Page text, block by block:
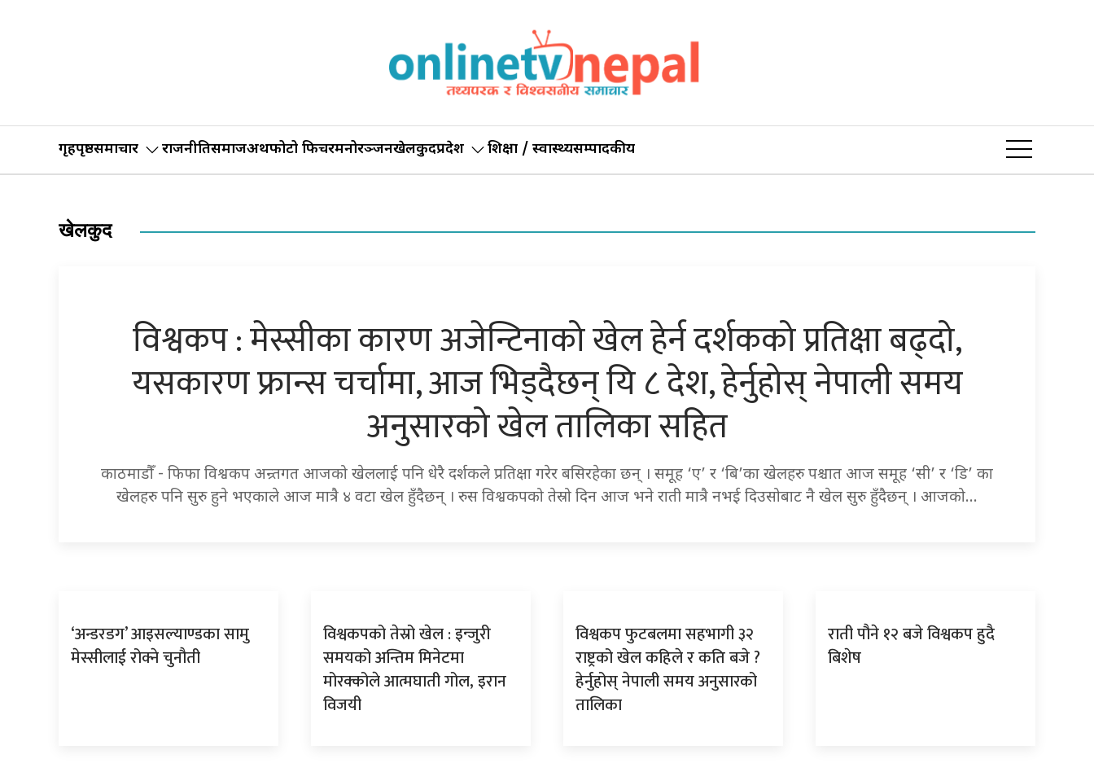
गृहपृष्ठसमाचार राजनीतिसमाजअर्थफोटो फिचरमनोरञ्जनखेलकुदप्रदेश शिक्षा / स्वास्थ्यसम्पादकीय
खेलकुद
विश्वकप : मेस्सीका कारण अजेन्टिनाको खेल हेर्न दर्शकको प्रतिक्षा बढ्दो,
यसकारण फ्रान्स चर्चामा, आज भिड्दैछन् यि ८ देश, हेर्नुहोस् नेपाली समय
अनुसारको खेल तालिका सहित
काठमाडौँ - फिफा विश्वकप अन्र्तगत आजको खेललाई पनि धेरै दर्शकले प्रतिक्षा गरेर बसिरहेका छन् । समूह ‘ए’ र ‘बि’का खेलहरु पश्चात आज समूह ‘सी’ र ‘डि’ का
खेलहरु पनि सुरु हुने भएकाले आज मात्रै ४ वटा खेल हुँदैछन् । रुस विश्वकपको तेस्रो दिन आज भने राती मात्रै नभई दिउसोबाट नै खेल सुरु हुँदैछन् । आजको…
‘अन्डरडग’ आइसल्याण्डका सामु
मेस्सीलाई रोक्ने चुनौती
विश्वकपको तेस्रो खेल : इन्जुरी
समयको अन्तिम मिनेटमा
मोरक्कोले आत्मघाती गोल, इरान
विजयी
विश्वकप फुटबलमा सहभागी ३२
राष्ट्रको खेल कहिले र कति बजे ?
हेर्नुहोस् नेपाली समय अनुसारको
तालिका
राती पौने १२ बजे विश्वकप हुदै
बिशेष